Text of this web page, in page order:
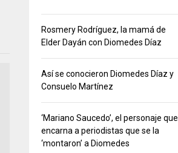
Rosmery Rodríguez, la mamá de
Elder Dayán con Diomedes Díaz
Así se conocieron Diomedes Díaz y
Consuelo Martínez
‘Mariano Saucedo’, el personaje que
encarna a periodistas que se la
‘montaron’ a Diomedes